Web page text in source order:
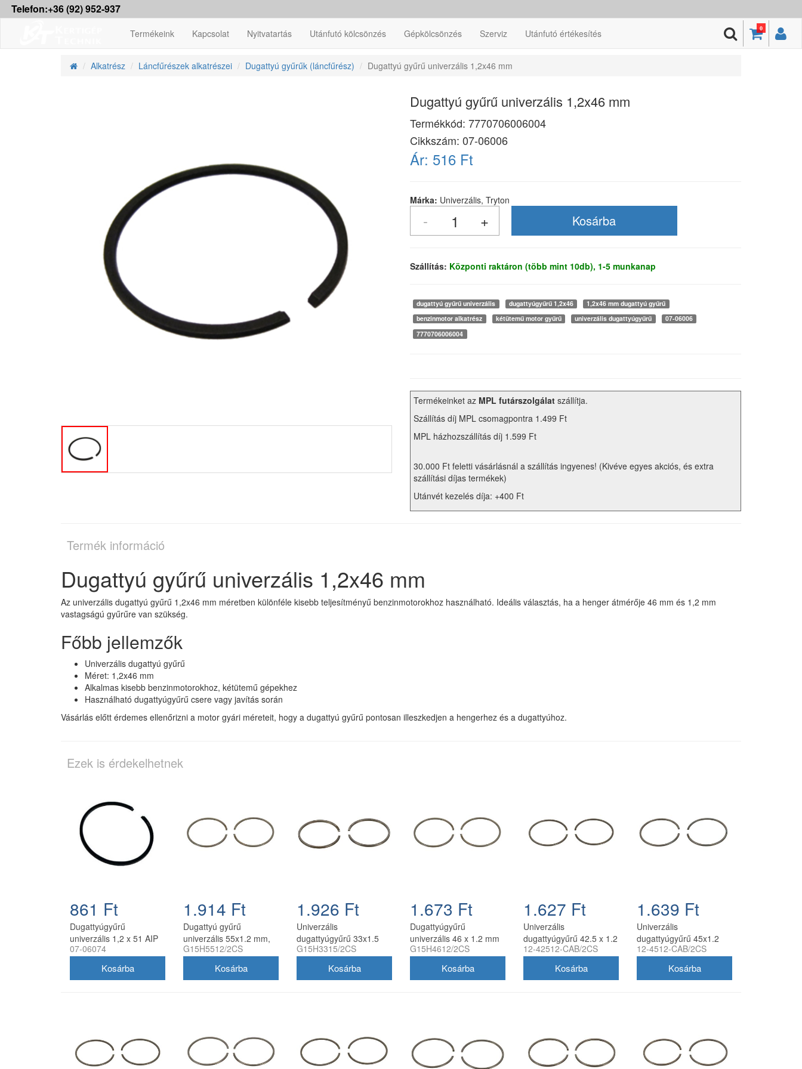
Telefon:+36 (92) 952-937
0
Termékeink Kapcsolat Nyitvatartás Utánfutó kölcsönzés Gépkölcsönzés Szerviz Utánfutó értékesítés
Alkatrész Láncfűrészek alkatrészei Dugattyú gyűrűk (láncfűrész) Dugattyú gyűrű univerzális 1,2x46 mm
Dugattyú gyűrű univerzális 1,2x46 mm
Termékkód: 7770706006004
Cikkszám: 07-06006
Ár: 516 Ft
Márka: Univerzális, Tryton
Szállítás: Központi raktáron (több mint 10db), 1-5 munkanap
dugattyú gyűrű univerzális dugattyúgyűrű 1,2x46
1,2x46 mm dugattyú gyűrű
benzinmotor alkatrész
kétütemű motor gyűrű univerzális dugattyúgyűrű
07-06006
7770706006004
Termékeinket az MPL futárszolgálat szállítja.
Szállítás díj MPL csomagpontra 1.499 Ft
MPL házhozszállítás díj 1.599 Ft
30.000 Ft feletti vásárlásnál a szállítás ingyenes! (Kivéve egyes akciós, és extra
szállítási díjas termékek)
Utánvét kezelés díja: +400 Ft
Termék információ
Dugattyú gyűrű univerzális 1,2x46 mm
Az univerzális dugattyú gyűrű 1,2x46 mm méretben különféle kisebb teljesítményű benzinmotorokhoz használható. Ideális választás, ha a henger átmérője 46 mm és 1,2 mm
vastagságú gyűrűre van szükség.
Főbb jellemzők
Univerzális dugattyú gyűrű
Méret: 1,2x46 mm
Alkalmas kisebb benzinmotorokhoz, kétütemű gépekhez
Használható dugattyúgyűrű csere vagy javítás során
Vásárlás előtt érdemes ellenőrizni a motor gyári méreteit, hogy a dugattyú gyűrű pontosan illeszkedjen a hengerhez és a dugattyúhoz.
Ezek is érdekelhetnek
861 Ft
Dugattyúgyűrű
univerzális 1,2 x 51 AIP
07-06074
1.914 Ft
Dugattyú gyűrű
univerzális 55x1.2 mm,
oldalstiftes, 2 db/csomag
G15H5512/2CS
1.926 Ft
Univerzális
dugattyúgyűrű 33x1.5
mm oldalstiftes, 2
G15H3315/2CS
1.673 Ft
Dugattyúgyűrű
univerzális 46 x 1.2 mm
oldalstiftes 2 db/csomag
G15H4612/2CS
1.627 Ft
Univerzális
dugattyúgyűrű 42.5 x 1.2
mm oldalstiftes, 2
12-42512-CAB/2CS
1.639 Ft
Univerzális
dugattyúgyűrű 45x1.2
mm oldalstiftes 2
12-4512-CAB/2CS